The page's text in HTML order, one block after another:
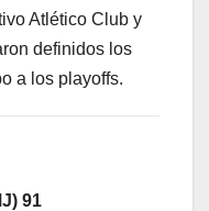
Atlético Club y
definidos los
a los playoffs.
91